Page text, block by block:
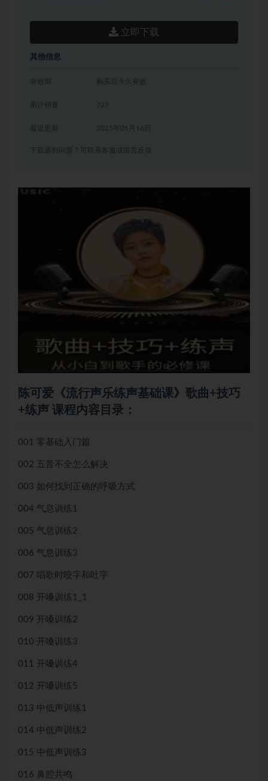
立即下载
其他信息
有效期 购买后永久有效
累计销量 727
2025年01月16日
下载遇到问题？可联系客服或留言反馈
陈可爱《流行声乐练声基础课》歌曲+技巧
+练声 课程内容目录：
001 零基础入门篇
002 五音不全怎么解决
003 如何找到正确的呼吸方式
004 气息训练1
005 气息训练2
006 气息训练3
007 唱歌时咬字和吐字
008 开嗓训练1_1
009 开嗓训练2
010 开嗓训练3
011 开嗓训练4
012 开嗓训练5
013 中低声训练1
014 中低声训练2
015 中低声训练3
016 鼻腔共鸣